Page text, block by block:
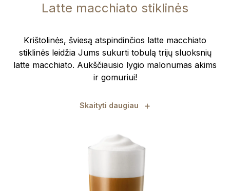
Latte macchiato stiklinės
Krištolinės, šviesą atspindinčios latte macchiato
stiklinės leidžia Jums sukurti tobulą trijų sluoksnių
latte macchiato. Aukščiausio lygio malonumas akims
ir gomuriui!
Skaityti daugiau +